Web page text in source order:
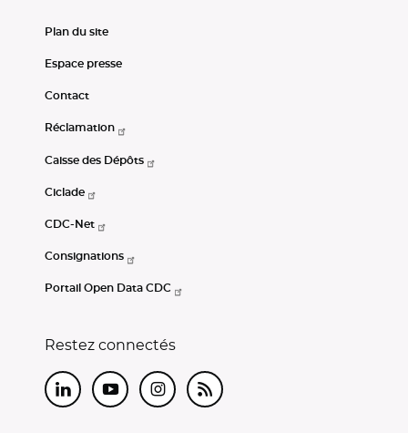
Plan du site
Espace presse
Contact
Réclamation
Caisse des Dépôts
Ciclade
CDC-Net
Consignations
Portail Open Data CDC
Restez connectés
LinkedInYoutubeInstagram
RSS